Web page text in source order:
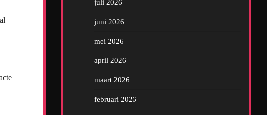
juli 2026
juni 2026
mei 2026
april 2026
maart 2026
februari 2026